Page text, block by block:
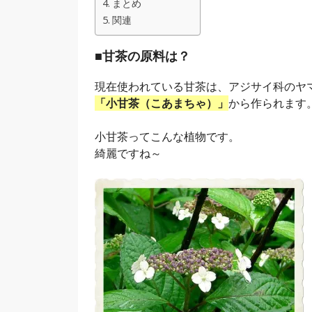
まとめ
関連
■甘茶の原料は？
現在使われている甘茶は、アジサイ科のヤ
「小甘茶（こあまちゃ）」 から作られます。
小甘茶ってこんな植物です。
綺麗ですね～